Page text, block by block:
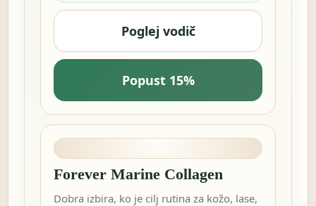
Poglej vodič
Popust 15%
Forever Marine Collagen
Dobra izbira, ko je cilj rutina za kožo, lase,